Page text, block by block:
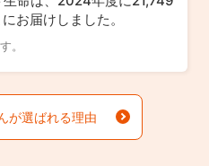
お届けしました。
。
が選ばれる理由